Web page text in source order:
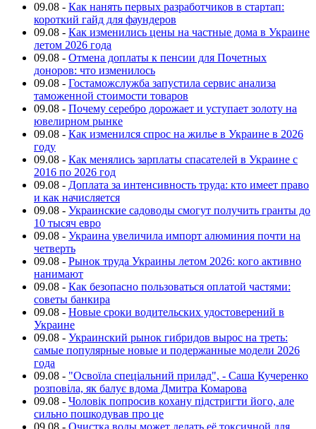
09.08 - Как нанять первых разработчиков в стартап:
короткий гайд для фаундеров
09.08 - Как изменились цены на частные дома в Украине
летом 2026 года
09.08 - Отмена доплаты к пенсии для Почетных
доноров: что изменилось
09.08 - Гостаможслужба запустила сервис анализа
таможенной стоимости товаров
09.08 - Почему серебро дорожает и уступает золоту на
ювелирном рынке
09.08 - Как изменился спрос на жилье в Украине в 2026
году
09.08 - Как менялись зарплаты спасателей в Украине с
2016 по 2026 год
09.08 - Доплата за интенсивность труда: кто имеет право
и как начисляется
09.08 - Украинские садоводы смогут получить гранты до
10 тысяч евро
09.08 - Украина увеличила импорт алюминия почти на
четверть
09.08 - Рынок труда Украины летом 2026: кого активно
нанимают
09.08 - Как безопасно пользоваться оплатой частями:
советы банкира
09.08 - Новые сроки водительских удостоверений в
Украине
09.08 - Украинский рынок гибридов вырос на треть:
самые популярные новые и подержанные модели 2026
года
09.08 - "Освоїла спеціальний прилад", - Саша Кучеренко
розповіла, як балує вдома Дмитра Комарова
09.08 - Чоловік попросив кохану підстригти його, але
сильно пошкодував про це
09.08 - Очистка воды может делать её токсичной для